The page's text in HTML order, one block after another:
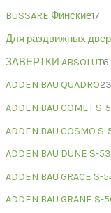
BUSSARE Финские17
Для раздвижных
ЗАВЕРТКИ ABSOLUT6
ADDEN BAU QUADRO23
ADDEN BAU COMET S-
ADDEN BAU COSMO
ADDEN BAU DUNE S-
ADDEN BAU GRACE S-
ADDEN BAU GRANE S-